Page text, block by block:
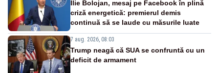
Ilie Bolojan, mesaj pe Facebook în plină
criză energetică: premierul demis
continuă să se laude cu măsurile luate
7 aug. 2026, 08:03
Trump neagă că SUA se confruntă cu un
deficit de armament